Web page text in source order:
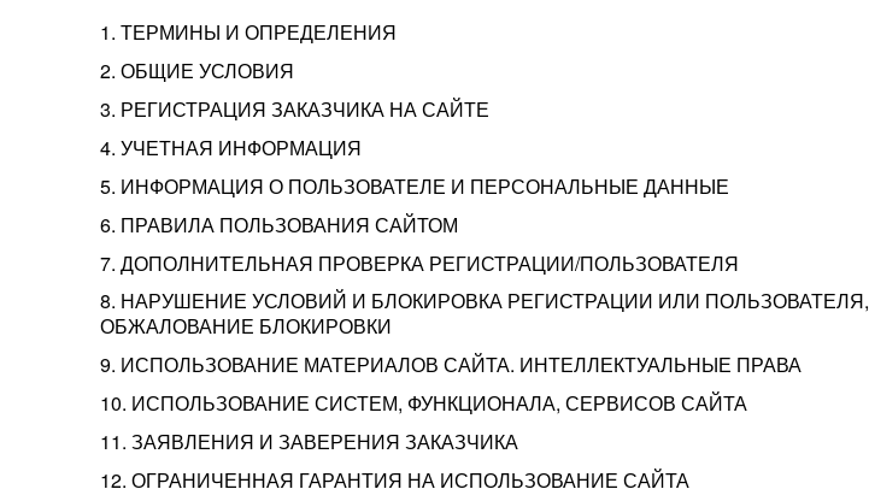
1. ТЕРМИНЫ И ОПРЕДЕЛЕНИЯ
2. ОБЩИЕ УСЛОВИЯ
3. РЕГИСТРАЦИЯ ЗАКАЗЧИКА НА САЙТЕ
4. УЧЕТНАЯ ИНФОРМАЦИЯ
5. ИНФОРМАЦИЯ О ПОЛЬЗОВАТЕЛЕ И ПЕРСОНАЛЬНЫЕ ДАННЫЕ
6. ПРАВИЛА ПОЛЬЗОВАНИЯ САЙТОМ
7. ДОПОЛНИТЕЛЬНАЯ ПРОВЕРКА РЕГИСТРАЦИИ/ПОЛЬЗОВАТЕЛЯ
8. НАРУШЕНИЕ УСЛОВИЙ И БЛОКИРОВКА РЕГИСТРАЦИИ ИЛИ ПОЛЬЗОВАТЕЛЯ,
ОБЖАЛОВАНИЕ БЛОКИРОВКИ
9. ИСПОЛЬЗОВАНИЕ МАТЕРИАЛОВ САЙТА. ИНТЕЛЛЕКТУАЛЬНЫЕ ПРАВА
10. ИСПОЛЬЗОВАНИЕ СИСТЕМ, ФУНКЦИОНАЛА, СЕРВИСОВ САЙТА
11. ЗАЯВЛЕНИЯ И ЗАВЕРЕНИЯ ЗАКАЗЧИКА
12. ОГРАНИЧЕННАЯ ГАРАНТИЯ НА ИСПОЛЬЗОВАНИЕ САЙТА